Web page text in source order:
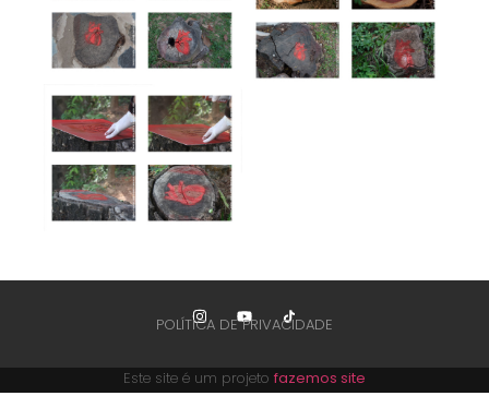
POLÍTICA DE PRIVACIDADE
Este site é um projeto fazemos site